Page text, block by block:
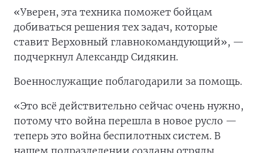
«Уверен, эта техника поможет бойцам
добиваться решения тех задач, которые
ставит Верховный главнокомандующий», —
подчеркнул Александр Сидякин.
Военнослужащие поблагодарили за помощь.
«Это всё действительно сейчас очень нужно,
потому что война перешла в новое русло —
теперь это война беспилотных систем. В
нашем подразделении созданы отряды